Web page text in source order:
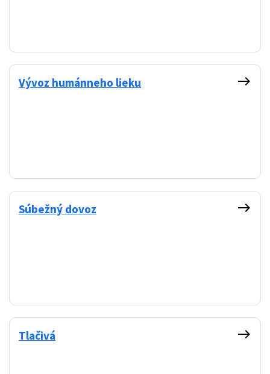
Vývoz humánneho lieku east
Súbežný dovoz east
Tlačivá east